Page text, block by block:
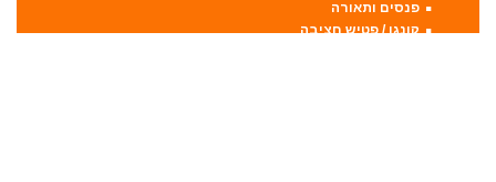
פנסים ותאורה
קונגו / פטיש חציבה